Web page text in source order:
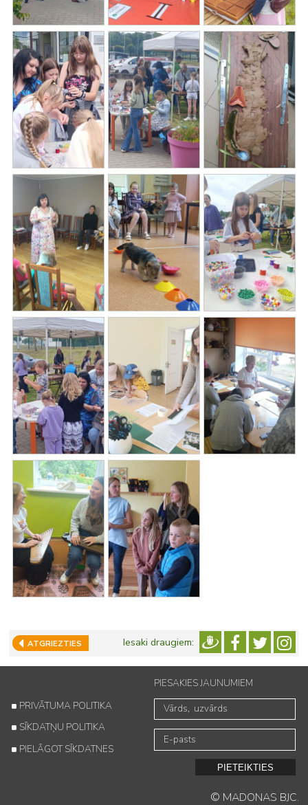
ATGRIEZTIES Iesaki draugiem:
PRIVĀTUMA POLITIKA
SĪKDATŅU POLITIKA
PIELĀGOT SĪKDATNES
PIESAKIES JAUNUMIEM
PIETEIKTIES
© MADONAS BJC.